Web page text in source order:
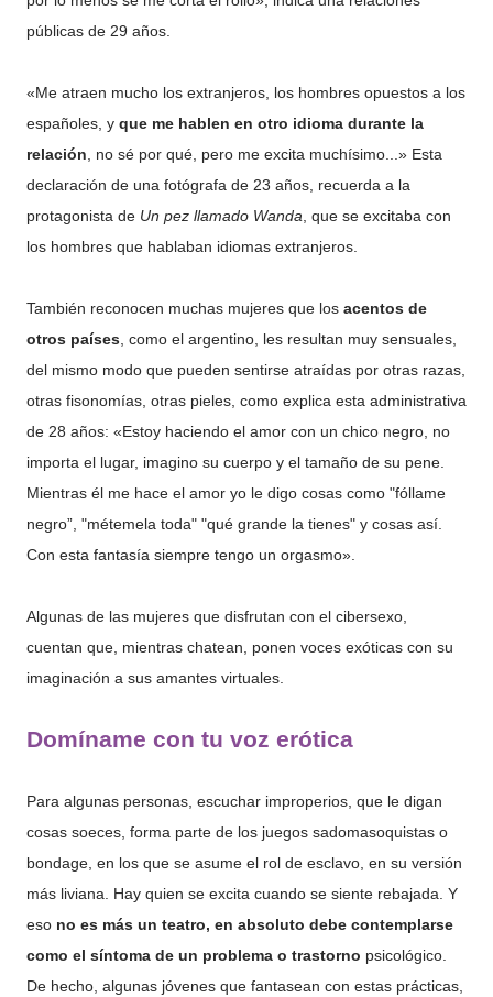
públicas de 29 años.
«Me atraen mucho los extranjeros, los hombres opuestos a los
españoles, y que me hablen en otro idioma durante la
relación , no sé por qué, pero me excita muchísimo...» Esta
declaración de una fotógrafa de 23 años, recuerda a la
protagonista de Un pez llamado Wanda , que se excitaba con
los hombres que hablaban idiomas extranjeros.
También reconocen muchas mujeres que los acentos de
otros países , como el argentino, les resultan muy sensuales,
del mismo modo que pueden sentirse atraídas por otras razas,
otras fisonomías, otras pieles, como explica esta administrativa
de 28 años: «Estoy haciendo el amor con un chico negro, no
importa el lugar, imagino su cuerpo y el tamaño de su pene.
Mientras él me hace el amor yo le digo cosas como "fóllame
negro”, "métemela toda" "qué grande la tienes" y cosas así.
Con esta fantasía siempre tengo un orgasmo».
Algunas de las mujeres que disfrutan con el cibersexo,
cuentan que, mientras chatean, ponen voces exóticas con su
imaginación a sus amantes virtuales.
Domíname con tu voz erótica
Para algunas personas, escuchar improperios, que le digan
cosas soeces, forma parte de los juegos sadomasoquistas o
bondage, en los que se asume el rol de esclavo, en su versión
más liviana. Hay quien se excita cuando se siente rebajada. Y
eso no es más un teatro, en absoluto debe contemplarse
como el síntoma de un problema o trastorno psicológico.
De hecho, algunas jóvenes que fantasean con estas prácticas,